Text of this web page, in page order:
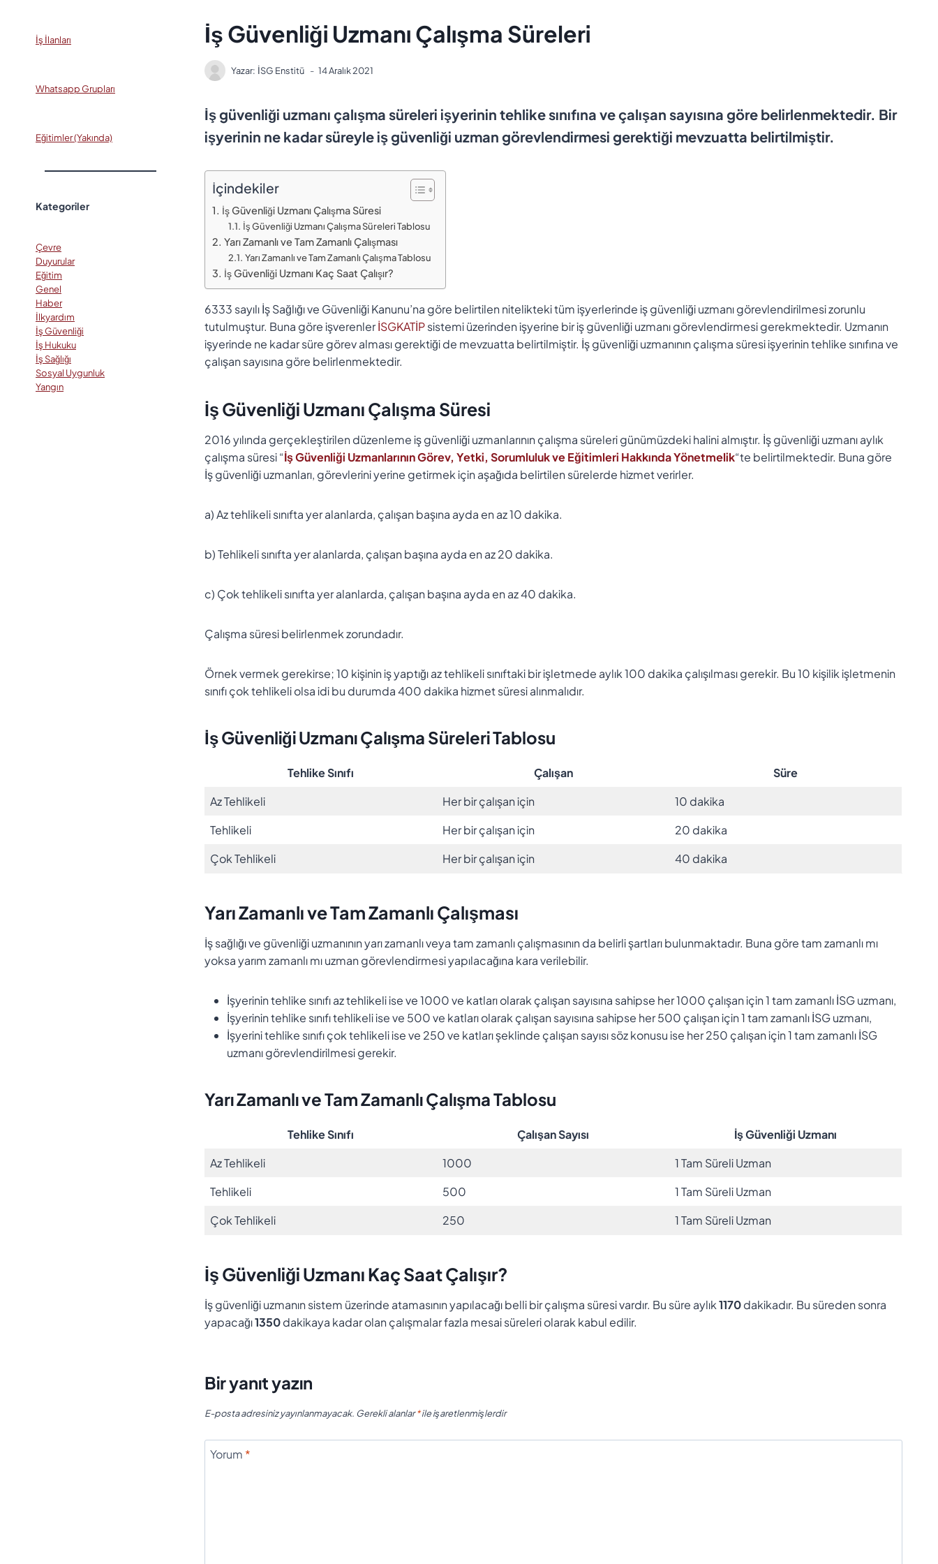
İş Güvenliği Uzmanı Çalışma Süreleri
Yazar: İSG Enstitü 14 Aralık 2021
İş güvenliği uzmanı çalışma süreleri işyerinin tehlike sınıfına ve çalışan sayısına göre belirlenmektedir. Bir
işyerinin ne kadar süreyle iş güvenliği uzman görevlendirmesi gerektiği mevzuatta belirtilmiştir.
İçindekiler
İş Güvenliği Uzmanı Çalışma Süresi
İş Güvenliği Uzmanı Çalışma Süreleri Tablosu
Yarı Zamanlı ve Tam Zamanlı Çalışması
Yarı Zamanlı ve Tam Zamanlı Çalışma Tablosu
İş Güvenliği Uzmanı Kaç Saat Çalışır?
6333 sayılı İş Sağlığı ve Güvenliği Kanunu’na göre belirtilen nitelikteki tüm işyerlerinde iş güvenliği uzmanı görevlendirilmesi zorunlu
tutulmuştur. Buna göre işverenlerİSGKATİPsistemi üzerinden işyerine bir iş güvenliği uzmanı görevlendirmesi gerekmektedir. Uzmanın
işyerinde ne kadar süre görev alması gerektiği de mevzuatta belirtilmiştir. İş güvenliği uzmanının çalışma süresi işyerinin tehlike sınıfına ve
çalışan sayısına göre belirlenmektedir.
İş Güvenliği Uzmanı Çalışma Süresi
2016 yılında gerçekleştirilen düzenleme iş güvenliği uzmanlarının çalışma süreleri günümüzdeki halini almıştır. İş güvenliği uzmanı aylık
çalışma süresi “İş Güvenliği Uzmanlarının Görev, Yetki, Sorumluluk ve Eğitimleri Hakkında Yönetmelik“te belirtilmektedir. Buna göre
İş güvenliği uzmanları, görevlerini yerine getirmek için aşağıda belirtilen sürelerde hizmet verirler.
a) Az tehlikeli sınıfta yer alanlarda, çalışan başına ayda en az 10 dakika.
b) Tehlikeli sınıfta yer alanlarda, çalışan başına ayda en az 20 dakika.
c) Çok tehlikeli sınıfta yer alanlarda, çalışan başına ayda en az 40 dakika.
Çalışma süresi belirlenmek zorundadır.
Örnek vermek gerekirse; 10 kişinin iş yaptığı az tehlikeli sınıftaki bir işletmede aylık 100 dakika çalışılması gerekir. Bu 10 kişilik işletmenin
sınıfı çok tehlikeli olsa idi bu durumda 400 dakika hizmet süresi alınmalıdır.
İş Güvenliği Uzmanı Çalışma Süreleri Tablosu
Tehlike Sınıfı Çalışan
Süre
Az Tehlikeli
Her bir çalışan için
10 dakika
Tehlikeli
Her bir çalışan için
20 dakika
Çok Tehlikeli
Her bir çalışan için 40 dakika
Yarı Zamanlı ve Tam Zamanlı Çalışması
İş sağlığı ve güvenliği uzmanının yarı zamanlı veya tam zamanlı çalışmasının da belirli şartları bulunmaktadır. Buna göre tam zamanlı mı
yoksa yarım zamanlı mı uzman görevlendirmesi yapılacağına kara verilebilir.
İşyerinin tehlike sınıfı az tehlikeli ise ve 1000 ve katları olarak çalışan sayısına sahipse her 1000 çalışan için 1 tam zamanlı İSG uzmanı,
İşyerinin tehlike sınıfı tehlikeli ise ve 500 ve katları olarak çalışan sayısına sahipse her 500 çalışan için 1 tam zamanlı İSG uzmanı,
İşyerini tehlike sınıfı çok tehlikeli ise ve 250 ve katları şeklinde çalışan sayısı söz konusu ise her 250 çalışan için 1 tam zamanlı İSG
uzmanı görevlendirilmesi gerekir.
Yarı Zamanlı ve Tam Zamanlı Çalışma Tablosu
Tehlike Sınıfı Çalışan Sayısı
İş Güvenliği Uzmanı
Az Tehlikeli
1000
1 Tam Süreli Uzman
Tehlikeli
500
1 Tam Süreli Uzman
Çok Tehlikeli
250 1 Tam Süreli Uzman
İş Güvenliği Uzmanı Kaç Saat Çalışır?
İş güvenliği uzmanın sistem üzerinde atamasının yapılacağı belli bir çalışma süresi vardır. Bu süre aylık1170dakikadır. Bu süreden sonra
yapacağı1350dakikaya kadar olan çalışmalar fazla mesai süreleri olarak kabul edilir.
Bir yanıt yazın
E-posta adresiniz yayınlanmayacak. Gerekli alanlar*ile işaretlenmişlerdir
Yorum *
İş İlanları
Whatsapp Grupları
Eğitimler (Yakında)
Kategoriler
Çevre
Duyurular
Eğitim
Genel
Haber
İlkyardım
İş Güvenliği
İş Hukuku
İş Sağlığı
Sosyal Uygunluk
Yangın